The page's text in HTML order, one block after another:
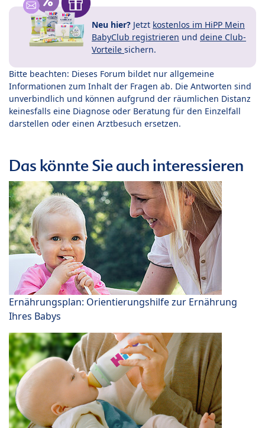
Neu hier? Jetzt kostenlos im HiPP Mein
BabyClub registrieren und deine Club-
Vorteile sichern.
Bitte beachten: Dieses Forum bildet nur allgemeine
Informationen zum Inhalt der Fragen ab. Die Antworten sind
unverbindlich und können aufgrund der räumlichen Distanz
keinesfalls eine Diagnose oder Beratung für den Einzelfall
darstellen oder einen Arztbesuch ersetzen.
Das könnte Sie auch interessieren
Ernährungsplan: Orientierungshilfe zur Ernährung
Ihres Babys